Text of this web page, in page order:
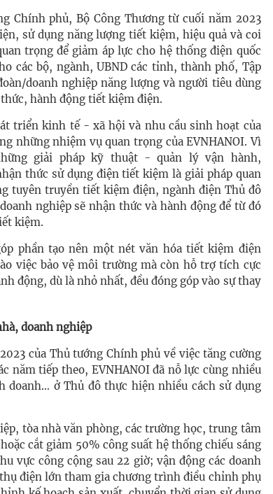
Chính phủ, Bộ Công Thương từ cuối năm 2023
sử dụng năng lượng tiết kiệm, hiệu quả và coi
trọng để giảm áp lực cho hệ thống điện quốc
các bộ, ngành, UBND các tỉnh, thành phố, Tập
doanh nghiệp năng lượng và người tiêu dùng
hành động tiết kiệm điện.
triển kinh tế - xã hội và nhu cầu sinh hoạt của
những nhiệm vụ quan trọng của EVNHANOI. Vì
giải pháp kỹ thuật - quản lý vận hành,
thức sử dụng điện tiết kiệm là giải pháp quan
tuyên truyền tiết kiệm điện, ngành điện Thủ đô
nghiệp sẽ nhận thức và hành động để từ đó
kiệm.
phần tạo nên một nét văn hóa tiết kiệm điện
việc bảo vệ môi trường mà còn hỗ trợ tích cực
động, dù là nhỏ nhất, đều đóng góp vào sự thay
doanh nghiệp
của Thủ tướng Chính phủ về việc tăng cường
năm tiếp theo, EVNHANOI đã nỗ lực cùng nhiều
doanh… ở Thủ đô thực hiện nhiều cách sử dụng
tòa nhà văn phòng, các trường học, trung tâm
cắt giảm 50% công suất hệ thống chiếu sáng
vực công cộng sau 22 giờ; vận động các doanh
điện lớn tham gia chương trình điều chỉnh phụ